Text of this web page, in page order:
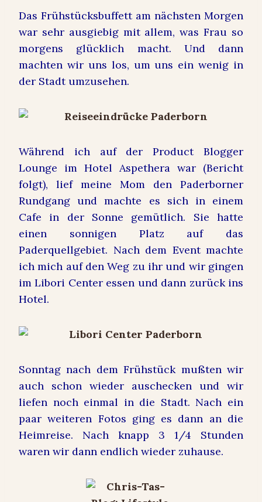
Das Frühstücksbuffett am nächsten Morgen
war sehr ausgiebig mit allem, was Frau so
morgens glücklich macht. Und dann
machten wir uns los, um uns ein wenig in
der Stadt umzusehen.
Während ich auf der Product Blogger
Lounge im Hotel Aspethera war (Bericht
folgt), lief meine Mom den Paderborner
Rundgang und machte es sich in einem
Cafe in der Sonne gemütlich. Sie hatte
einen sonnigen Platz auf das
Paderquellgebiet. Nach dem Event machte
ich mich auf den Weg zu ihr und wir gingen
im Libori Center essen und dann zurück ins
Hotel.
Sonntag nach dem Frühstück mußten wir
auch schon wieder auschecken und wir
liefen noch einmal in die Stadt. Nach ein
paar weiteren Fotos ging es dann an die
Heimreise. Nach knapp 3 1/4 Stunden
waren wir dann endlich wieder zuhause.